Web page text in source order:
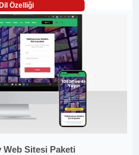
Özelliği
Web Sitesi Paketi